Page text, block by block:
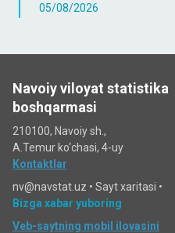
05/08/2026
Navoiy viloyat statistika
boshqarmasi
210100, Navoiy sh.,
A.Temur ko‘chаsi, 4-uy
Kontaktlar
nv@navstat.uz • Sayt xaritasi •
Bizga xabar yuboring
Veb-saytning mobil ilovasini